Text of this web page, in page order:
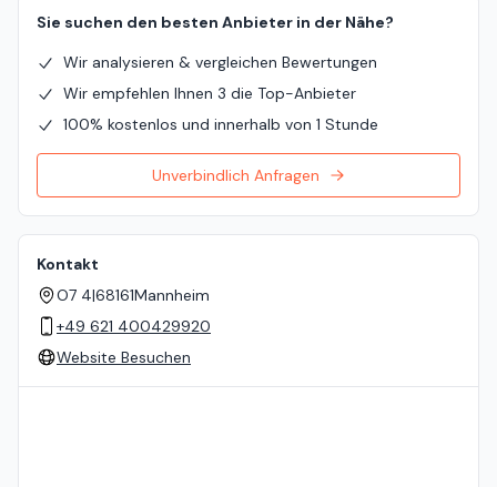
Sie suchen den besten Anbieter in der Nähe?
Wir analysieren & vergleichen Bewertungen
Wir empfehlen Ihnen 3 die Top-Anbieter
100% kostenlos und innerhalb von 1 Stunde
Unverbindlich Anfragen
Kontakt
O7 4|68161Mannheim
+49 621 400429920
Website Besuchen